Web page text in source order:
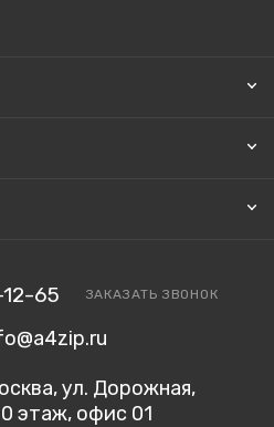
65 ЗАКАЗАТЬ ЗВОНОК
ул. Дорожная,
этаж, офис 01